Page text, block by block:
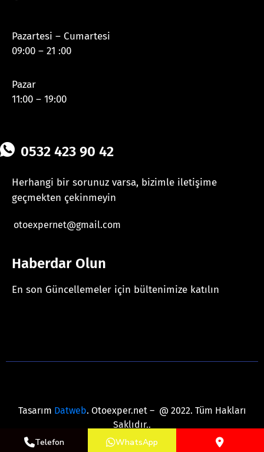
Pazartesi – Cumartesi
09:00 – 21 :00
Pazar
11:00 – 19:00
0532 423 90 42
Herhangi bir sorunuz varsa, bizimle iletişime
geçmekten çekinmeyin
otoexpernet@gmail.com
Haberdar Olun
En son Güncellemeler için bültenimize katılın
Tasarım Datweb. Otoexper.net – @ 2022. Tüm Hakları
Saklıdır..
Telefon
WhatsApp